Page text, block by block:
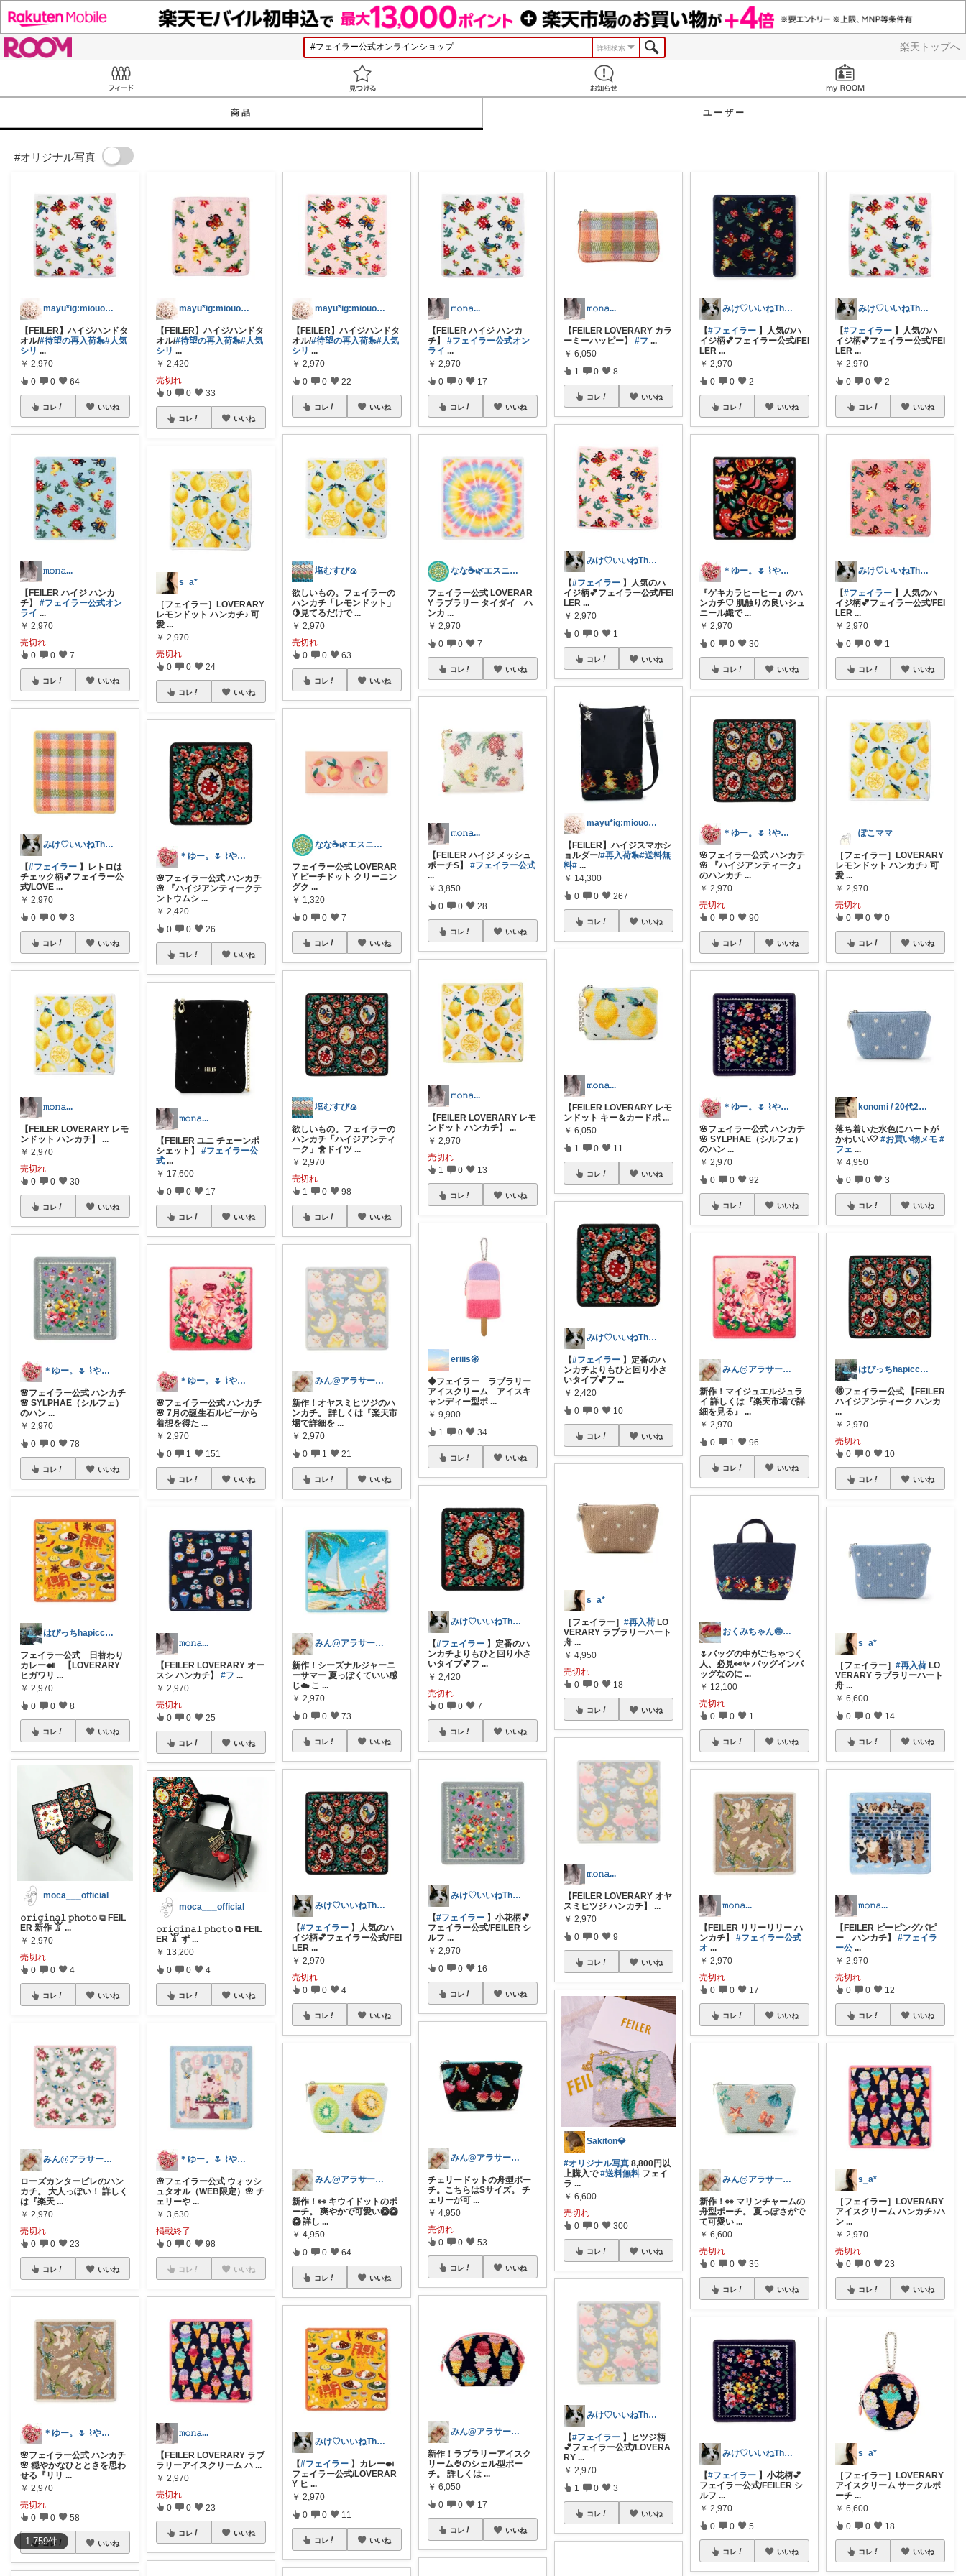
楽天トップへ
詳細検索
商品 ユーザー
#オリジナル写真
1,759件
mayu*ig:miouor_home
【FEILER】ハイジハンドタ
オル/#待望の再入荷🎠#人気
シリ ...
￥ 2,970
0 0 64
コレ いいね
𝚖𝚘𝚗𝚊...
【FEILER ハイジ ハンカ
チ】 #フェイラー公式オン
ライ ...
￥ 2,970
売切れ
0 0 7
コレ いいね
みけ♡いいねThanks☆
【#フェイラー 】レトロは
チェック柄💕フェイラー公
式/LOVE ...
￥ 2,970
0 0 3
コレ いいね
𝚖𝚘𝚗𝚊...
【FEILER LOVERARY レモ
ンドット ハンカチ】 ...
￥ 2,970
売切れ
0 0 30
コレ いいね
＊ゆー。🌷 ⌇やさしい暮らし⌇経由感謝
🌸フェイラー公式 ハンカチ
🌸 SYLPHAE（シルフェ）
のハン ...
￥ 2,970
0 0 78
コレ いいね
はぴっちhapicchi💎🏃感謝💐
フェイラー公式 日替わり
カレー🍛 【LOVERARY
ヒガワリ ...
￥ 2,970
0 0 8
コレ いいね
moca___official
𝚘𝚛𝚒𝚐𝚒𝚗𝚊𝚕 𝚙𝚑𝚘𝚝𝚘 ⧉ FEIL
ER 新作 𓀠 ...
￥ 2,970
売切れ
0 0 4
コレ いいね
みん@アラサーOLの暮らし
ローズカンタービレのハン
カチ。 大人っぽい！ 詳しく
は『楽天 ...
￥ 2,970
売切れ
0 0 23
コレ いいね
＊ゆー。🌷 ⌇やさしい暮らし⌇経由感謝
🌸フェイラー公式 ハンカチ
🌸 穏やかなひとときを思わ
せる『リリ ...
￥ 2,970
売切れ
0 0 58
コレ いいね
mayu*ig:miouor_home
【FEILER】ハイジハンドタ
オル/#待望の再入荷🎠#人気
シリ ...
￥ 2,420
売切れ
0 0 33
コレ いいね
s_a*
［フェイラー］LOVERARY
レモンドット ハンカチ♪ 可
愛 ...
￥ 2,970
売切れ
0 0 24
コレ いいね
＊ゆー。🌷 ⌇やさしい暮らし⌇経由感謝
🌸フェイラー公式 ハンカチ
🌸 『ハイジアンティークテ
ントウムシ ...
￥ 2,420
0 0 26
コレ いいね
𝚖𝚘𝚗𝚊...
【FEILER ユニ チェーンポ
シェット】#フェイラー公
式 ...
￥ 17,600
0 0 17
コレ いいね
＊ゆー。🌷 ⌇やさしい暮らし⌇経由感謝
🌸フェイラー公式 ハンカチ
🌸 7月の誕生石ルビーから
着想を得た ...
￥ 2,970
0 1 151
コレ いいね
𝚖𝚘𝚗𝚊...
【FEILER LOVERARY オー
スシ ハンカチ】#フ ...
￥ 2,970
売切れ
0 0 25
コレ いいね
moca___official
𝚘𝚛𝚒𝚐𝚒𝚗𝚊𝚕 𝚙𝚑𝚘𝚝𝚘 ⧉ FEIL
ER 𓀠 ず ...
￥ 13,200
0 0 4
コレ いいね
＊ゆー。🌷 ⌇やさしい暮らし⌇経由感謝
🌸フェイラー公式 ウォッシ
ュタオル（WEB限定）🌸 チ
ェリーや ...
￥ 3,630
掲載終了
0 0 98
コレ いいね
𝚖𝚘𝚗𝚊...
【FEILER LOVERARY ラブ
ラリーアイスクリーム ハ ...
￥ 2,970
売切れ
0 0 23
コレ いいね
mayu*ig:miouor_home
【FEILER】ハイジハンドタ
オル/#待望の再入荷🎠#人気
シリ ...
￥ 2,970
0 0 22
コレ いいね
塩むすび🍙
欲しいもの。フェイラーの
ハンカチ「レモンドット」
🍋見てるだけで ...
￥ 2,970
売切れ
0 0 63
コレ いいね
なな☕️🌿エスニック／アジアン雑貨
フェイラー公式 LOVERAR
Y ピーチドット クリーニン
グク ...
￥ 1,320
0 0 7
コレ いいね
塩むすび🍙
欲しいもの。フェイラーの
ハンカチ「ハイジアンティ
ーク」🐥ドイツ ...
￥ 2,970
売切れ
1 0 98
コレ いいね
みん@アラサーOLの暮らし
新作！オヤスミヒツジのハ
ンカチ。 詳しくは『楽天市
場で詳細を ...
￥ 2,970
0 1 21
コレ いいね
みん@アラサーOLの暮らし
新作！シーズナルジャーニ
ーサマー 夏っぽくていい感
じ☁️ こ ...
￥ 2,970
0 0 73
コレ いいね
みけ♡いいねThanks☆
【#フェイラー 】人気のハ
イジ柄💕フェイラー公式/FEI
LER ...
￥ 2,970
売切れ
0 0 4
コレ いいね
みん@アラサーOLの暮らし
新作！👀 キウイドットのポ
ーチ。 爽やかで可愛い🥝🥝
🥝 詳し ...
￥ 4,950
0 0 64
コレ いいね
みけ♡いいねThanks☆
【#フェイラー 】カレー🍛
フェイラー公式/LOVERAR
Y ヒ ...
￥ 2,970
0 0 11
コレ いいね
𝚖𝚘𝚗𝚊...
【FEILER ハイジ ハンカ
チ】#フェイラー公式オン
ライ ...
￥ 2,970
0 0 17
コレ いいね
なな☕️🌿エスニック／アジアン雑貨
フェイラー公式 LOVERAR
Y ラブラリー タイダイ ハ
ンカ ...
￥ 2,970
0 0 7
コレ いいね
𝚖𝚘𝚗𝚊...
【FEILER ハイジ メッシュ
ポーチS】#フェイラー公式
...
￥ 3,850
0 0 28
コレ いいね
𝚖𝚘𝚗𝚊...
【FEILER LOVERARY レモ
ンドット ハンカチ】...
￥ 2,970
売切れ
1 0 13
コレ いいね
eriiis𑁍
◆フェイラー ラブラリー
アイスクリーム アイスキ
ャンディー型ポ ...
￥ 9,900
1 0 34
コレ いいね
みけ♡いいねThanks☆
【#フェイラー 】定番のハ
ンカチよりもひと回り小さ
いタイプ💕フ ...
￥ 2,420
売切れ
0 0 7
コレ いいね
みけ♡いいねThanks☆
【#フェイラー 】小花柄💕
フェイラー公式/FEILER シ
ルフ ...
￥ 2,970
0 0 16
コレ いいね
みん@アラサーOLの暮らし
チェリードットの舟型ポー
チ。こちらはSサイズ。 チ
ェリーが可 ...
￥ 4,950
売切れ
0 0 53
コレ いいね
みん@アラサーOLの暮らし
新作！ラブラリーアイスク
リーム🍨のシェル型ポー
チ。 詳しくは ...
￥ 6,050
0 0 17
コレ いいね
𝚖𝚘𝚗𝚊...
【FEILER LOVERARY カラ
ーミーハッピー】#フ ...
￥ 6,050
1 0 8
コレ いいね
みけ♡いいねThanks☆
【#フェイラー 】人気のハ
イジ柄💕フェイラー公式/FEI
LER ...
￥ 2,970
0 0 1
コレ いいね
mayu*ig:miouor_home
【FEILER】ハイジスマホシ
ョルダー/#再入荷🎠#送料無
料# ...
￥ 14,300
0 0 267
コレ いいね
𝚖𝚘𝚗𝚊...
【FEILER LOVERARY レモ
ンドット キー＆カードポ ...
￥ 6,050
1 0 11
コレ いいね
みけ♡いいねThanks☆
【#フェイラー 】定番のハ
ンカチよりもひと回り小さ
いタイプ💕フ ...
￥ 2,420
0 0 10
コレ いいね
s_a*
［フェイラー］#再入荷 LO
VERARY ラブラリーハート
舟 ...
￥ 4,950
売切れ
0 0 18
コレ いいね
𝚖𝚘𝚗𝚊...
【FEILER LOVERARY オヤ
スミヒツジ ハンカチ】...
￥ 2,970
0 0 9
コレ いいね
Sakiton💎
#オリジナル写真 8,800円以
上購入で#送料無料 フェイ
ラ ...
￥ 6,600
売切れ
0 0 300
コレ いいね
みけ♡いいねThanks☆
【#フェイラー 】ヒツジ柄
💕フェイラー公式/LOVERA
RY...
￥ 2,970
1 0 3
コレ いいね
みけ♡いいねThanks☆
【#フェイラー 】人気のハ
イジ柄💕フェイラー公式/FEI
LER ...
￥ 2,970
0 0 2
コレ いいね
＊ゆー。🌷 ⌇やさしい暮らし⌇経由感謝
『ゲキカラヒーヒー』のハ
ンカチ♡ 肌触りの良いシュ
ニール織で ...
￥ 2,970
0 0 30
コレ いいね
＊ゆー。🌷 ⌇やさしい暮らし⌇経由感謝
🌸フェイラー公式 ハンカチ
🌸 『ハイジアンティーク』
のハンカチ ...
￥ 2,970
売切れ
0 0 90
コレ いいね
＊ゆー。🌷 ⌇やさしい暮らし⌇経由感謝
🌸フェイラー公式 ハンカチ
🌸 SYLPHAE（シルフェ）
のハン ...
￥ 2,970
0 0 92
コレ いいね
みん@アラサーOLの暮らし
新作！マイジュエルジュラ
イ 詳しくは『楽天市場で詳
細を見る』
...
￥ 2,970
0 1 96
コレ いいね
おくみちゃん🍥朝コレ界隈
🌷バッグの中がごちゃつく
人、必見👀✨ バッグインバ
ッグなのに ...
￥ 12,100
売切れ
0 0 1
コレ いいね
𝚖𝚘𝚗𝚊...
【FEILER リリーリリー ハ
ンカチ】#フェイラー公式
オ ...
￥ 2,970
売切れ
0 0 17
コレ いいね
みん@アラサーOLの暮らし
新作！👀 マリンチャームの
舟型ポーチ。 夏っぽさがで
て可愛い ...
￥ 6,600
売切れ
0 0 35
コレ いいね
みけ♡いいねThanks☆
【#フェイラー 】小花柄💕
フェイラー公式/FEILER シ
ルフ ...
￥ 2,970
0 0 5
コレ いいね
みけ♡いいねThanks☆
【#フェイラー 】人気のハ
イジ柄💕フェイラー公式/FEI
LER ...
￥ 2,970
0 0 2
コレ いいね
みけ♡いいねThanks☆
【#フェイラー 】人気のハ
イジ柄💕フェイラー公式/FEI
LER ...
￥ 2,970
0 0 1
コレ いいね
ぽこママ
［フェイラー］LOVERARY
レモンドット ハンカチ♪ 可
愛 ...
￥ 2,970
売切れ
0 0 0
コレ いいね
konomi / 20代2人暮らしOL
落ち着いた水色にハートが
かわいい🤍#お買い物メモ #
フェ ...
￥ 4,950
0 0 3
コレ いいね
はぴっちhapicchi💎🏃感謝💐
🉐フェイラー公式 【FEILER
ハイジアンティーク ハンカ
...
￥ 2,970
売切れ
0 0 10
コレ いいね
s_a*
［フェイラー］#再入荷 LO
VERARY ラブラリーハート
舟 ...
￥ 6,600
0 0 14
コレ いいね
𝚖𝚘𝚗𝚊...
【FEILER ピーピングパピ
ー ハンカチ】#フェイラ
ー公 ...
￥ 2,970
売切れ
0 0 12
コレ いいね
s_a*
［フェイラー］LOVERARY
アイスクリーム ハンカチ♪ハ
ン ...
￥ 2,970
売切れ
0 0 23
コレ いいね
s_a*
［フェイラー］LOVERARY
アイスクリーム サークルポ
ーチ ...
￥ 6,600
0 0 18
コレ いいね